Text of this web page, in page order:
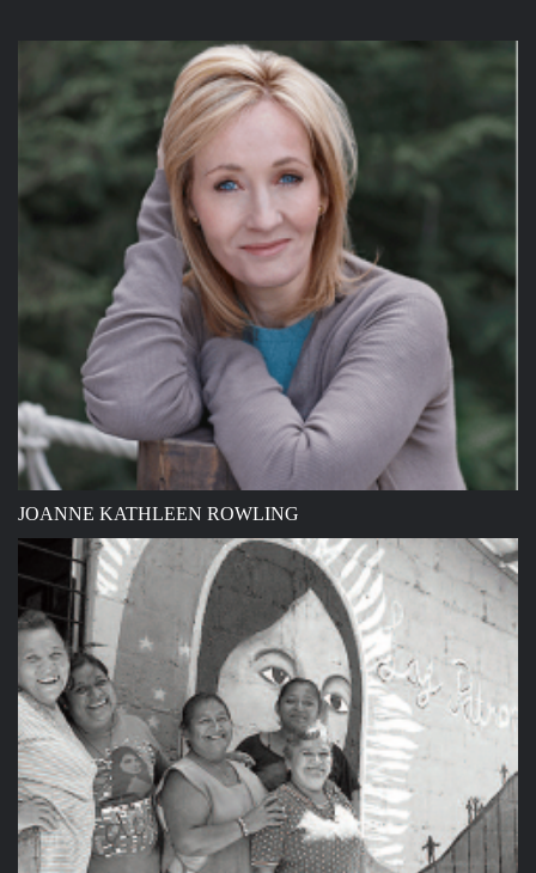
JOANNE KATHLEEN ROWLING